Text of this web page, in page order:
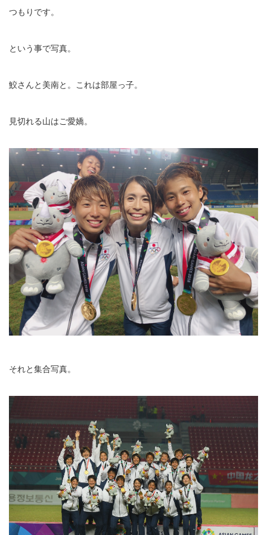
つもりです。
という事で写真。
鮫さんと美南と。これは部屋っ子。
見切れる山はご愛嬌。
それと集合写真。